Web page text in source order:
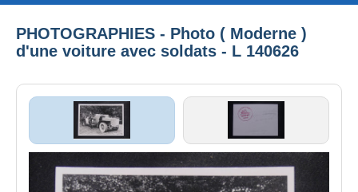
PHOTOGRAPHIES - Photo ( Moderne )
d'une voiture avec soldats - L 140626